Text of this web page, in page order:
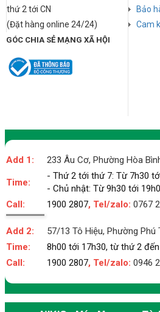
thứ 2 tới CN
(Đặt hàng online 24/24)
Bảo
Cam
GÓC CHIA SẺ MẠNG XÃ HỘI
Add 1: 233 Âu Cơ, Phường Hòa
Time:
- Thứ 2 tới thứ 7: Từ 7h30
- Chủ nhật: Từ 9h30 tới
Call:
1900 2807, Tel/zalo:0767
Add 2:
57/13 Tô Hiệu, Phường Phú
Time:
8h00 tới 17h30, từ thứ 2
Call:
1900 2807, Tel/zalo:0946